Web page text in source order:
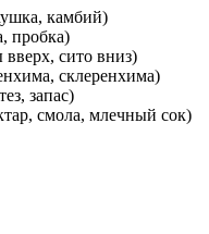
камбий)
пробка)
сито вниз)
склеренхима)
запас)
смола, млечный сок)